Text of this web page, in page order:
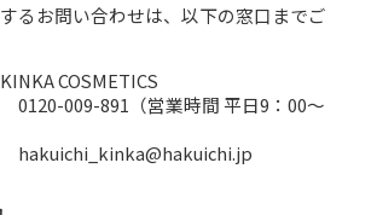
るお問い合わせは、以下の窓口までご
COSMETICS
0120-009-891（営業時間 平日9：00〜
hakuichi_kinka@hakuichi.jp